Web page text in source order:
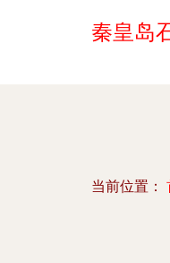
秦皇岛
当前位置：